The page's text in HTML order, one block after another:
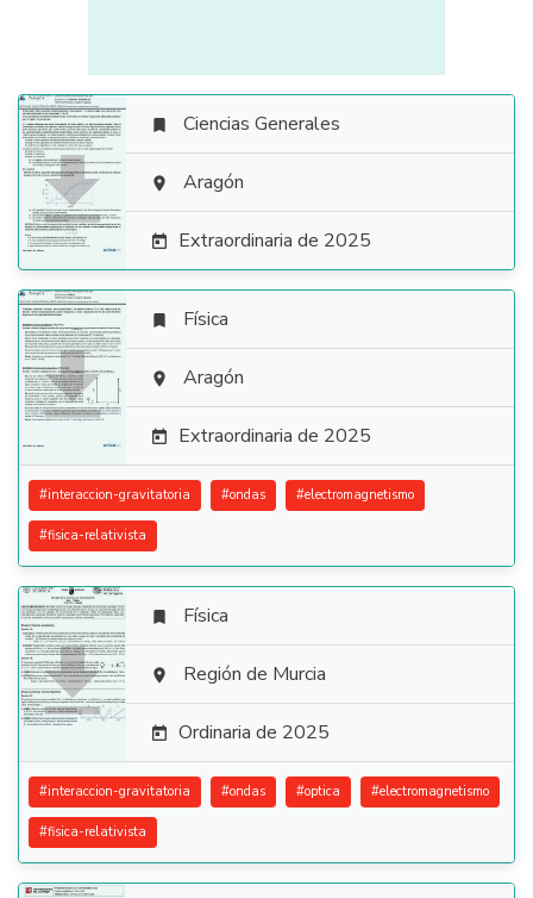

 Ciencias Generales
 Aragón
 Extraordinaria de 2025

 Física
 Aragón
 Extraordinaria de 2025
#interaccion-gravitatoria #ondas #electromagnetismo
#fisica-relativista

 Física
 Región de Murcia
 Ordinaria de 2025
#interaccion-gravitatoria #ondas #optica #electromagnetismo
#fisica-relativista